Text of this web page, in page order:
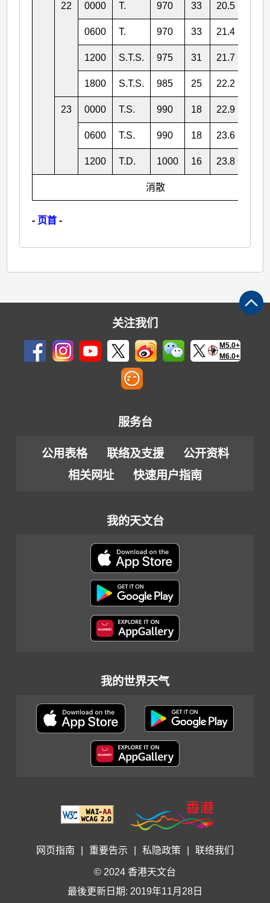
22 0000 T. 970 33 20.5
0600 T. 970 33 21.4
1200 S.T.S. 975 31 21.7
1800 S.T.S. 985 25 22.2
23 0000 T.S. 990 18 22.9
0600 T.S. 990 18 23.6
1200 T.D. 1000 16 23.8
消散
- 页首 -
关注我们
M5.0+
M6.0+
服务台
公用表格 联络及支援
公开资料
相关网址
快速用户指南
我的天文台
我的世界天气
网页指南 重要告示 私隐政策 联络我们
© 2024 香港天文台
最後更新日期: 2019年11月28日